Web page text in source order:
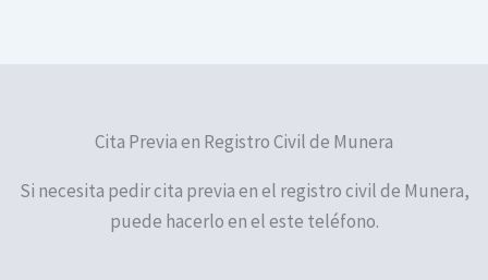
Cita Previa en Registro Civil de Munera
Si necesita pedir cita previa en el registro civil de Munera,
puede hacerlo en el este teléfono.